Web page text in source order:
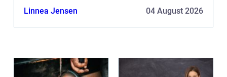
firmam&osla...
Linnea Jensen 04 August 2026